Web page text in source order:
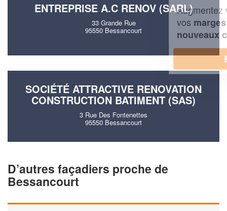
ENTREPRISE A.C RENOV (SARL)
33 Grande Rue
95550 Bessancourt
SOCIÉTÉ ATTRACTIVE RENOVATION
CONSTRUCTION BATIMENT (SAS)
3 Rue Des Fontenettes
95550 Bessancourt
D’autres façadiers proche de
Bessancourt
Augmentez votrechiffre d'affaireset
margestout en gagnant de
nouveaux clients!
En savoir plus